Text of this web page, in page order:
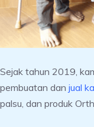
Sejak tahun 2019,
pembuatan dan jual
palsu, dan produk